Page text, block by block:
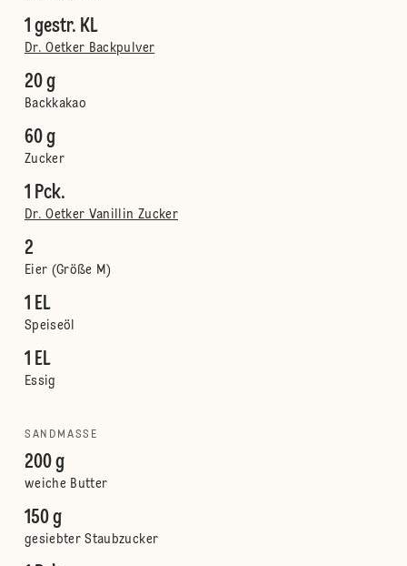
1 gestr. KL
Dr. Oetker Backpulver
20 g
Backkakao
60 g
Zucker
1 Pck.
Dr. Oetker Vanillin Zucker
2
Eier (Größe M)
1 EL
Speiseöl
1 EL
Essig
SANDMASSE
200 g
weiche Butter
150 g
gesiebter Staubzucker